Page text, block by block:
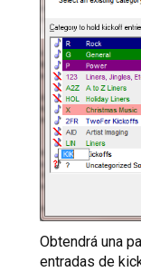
Obtendrá una
entradas de